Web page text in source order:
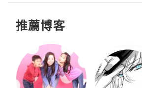
推薦博客